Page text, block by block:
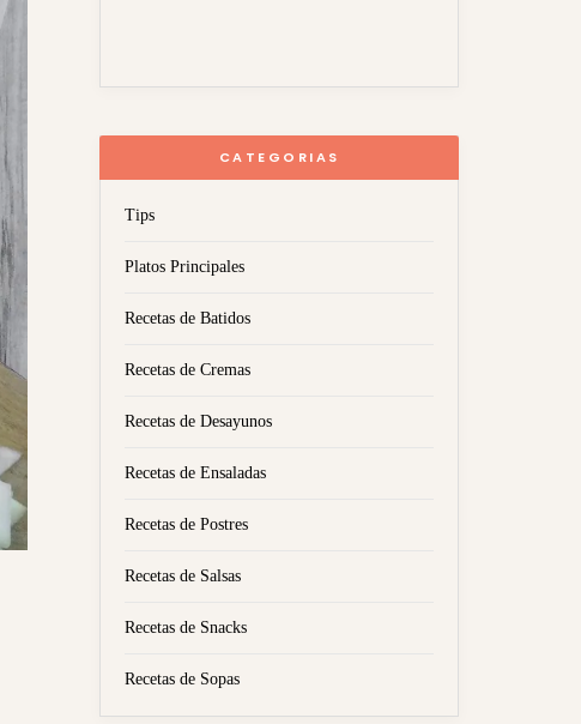
CATEGORIAS
Tips
Platos Principales
Recetas de Batidos
Recetas de Cremas
Recetas de Desayunos
Recetas de Ensaladas
Recetas de Postres
Recetas de Salsas
Recetas de Snacks
Recetas de Sopas